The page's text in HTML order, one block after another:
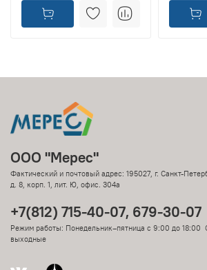
ООО "Мерес"
Фактический и почтовый адрес: 195027, г. Санкт-
д. 8, корп. 1, лит. Ю, офис. 304а
+7(812) 715-40-07, 679-30-07
Режим работы: Понедельник–пятница с 9:00 до 18:00
выходные